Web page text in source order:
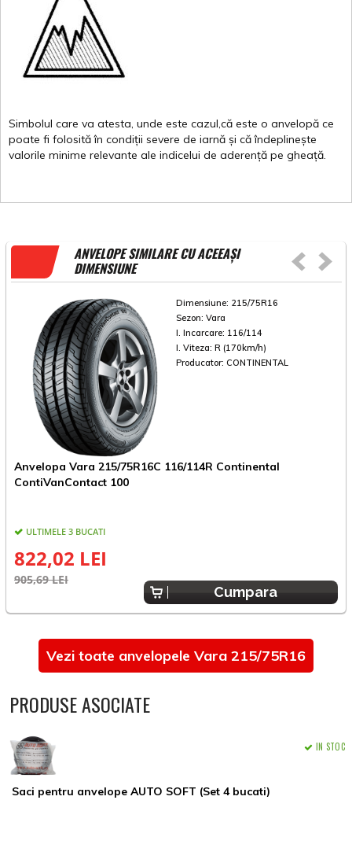
Simbolul care va atesta, unde este cazul,că este o anvelopă ce
poate fi folosită în condiții severe de iarnă și că îndeplinește
valorile minime relevante ale indicelui de aderență pe gheață.
ANVELOPE SIMILARE CU ACEEAȘI
DIMENSIUNE
Dimensiune: 215/75R16
Sezon: Vara
I. Incarcare: 116/114
I. Viteza: R (170km/h)
Producator: CONTINENTAL
Anvelopa Vara 215/75R16C 116/114R Continental
ContiVanContact 100
ULTIMELE 3 BUCATI
822,02 LEI
905,69 LEI
Cumpara
Vezi toate anvelopele Vara 215/75R16
PRODUSE ASOCIATE
Saci pentru anvelope AUTO SOFT (Set 4 bucati)
IN STOC